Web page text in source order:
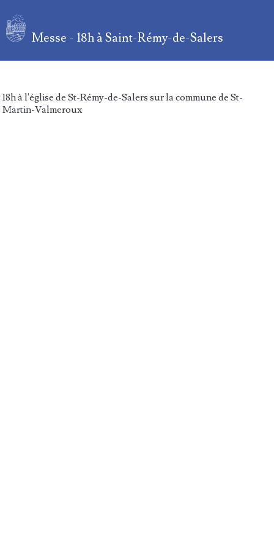
Messe - 18h à Saint-Rémy-de-Salers
18h à l'église de St-Rémy-de-Salers sur la commune de St-
Martin-Valmeroux